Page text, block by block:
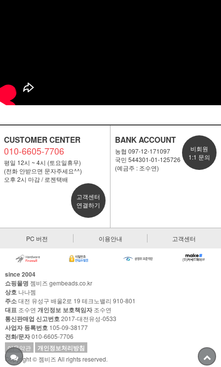
CUSTOMER CENTER
010-6605-7706
평일 12시 ~ 4시 (토요일휴무)
(전화 안받으면 문자주세요^^)
오후 2시 마감 / 로젠택배
고객센터
연결하기
BANK ACCOUNT
농협 097-12-171097
국민 544301-01-125726
(예금주 : 조수연)
비회원
1:1 문의
PC 버전 이용안내 고객센터
since 2004
쇼핑몰명 젬비즈 gembeads.co.kr
상호 나나젬
주소대전 유성구 배울2로 19 테크노밸리 910-801
대표 조수연 개인정보 보호책임자조수연
통신판매업 신고번호2017-대전유성-0533
사업자 등록번호 105-09-38177
전화/문자010-6605-7706
이용약관
개인정보처리방침
Copyright © 젬비즈 All rights reserved.